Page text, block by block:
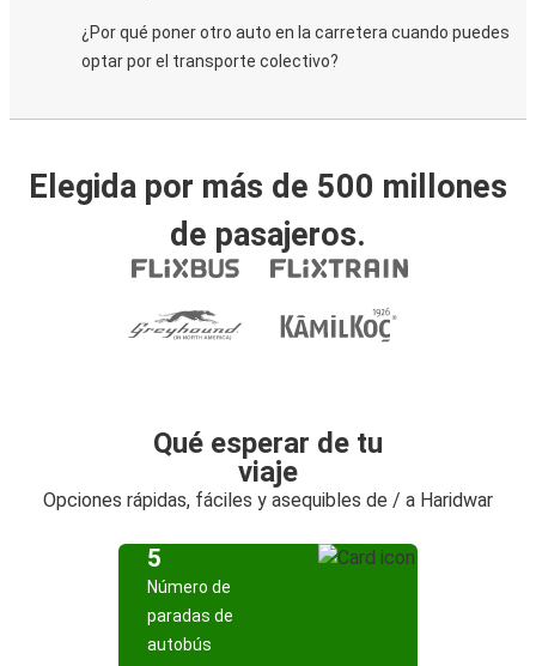
¿Por qué poner otro auto en la carretera cuando puedes
optar por el transporte colectivo?
Elegida por más de 500 millones
de pasajeros.
Qué esperar de tu
viaje
Opciones rápidas, fáciles y asequibles de / a Haridwar
5
Número de
paradas de
autobús